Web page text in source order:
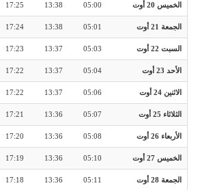
الخميس 20 أوت 05:00
13:38
17:25
الجمعة 21 أوت 05:01
13:38
17:24
السبت 22 أوت 05:03
13:37
17:23
الأحد 23 أوت 05:04
13:37
17:22
الاثنين 24 أوت 05:06
13:37
17:22
الثلاثاء 25 أوت 05:07
13:36
17:21
الأربعاء 26 أوت 05:08
13:36
17:20
الخميس 27 أوت 05:10
13:36
17:19
الجمعة 28 أوت 05:11
13:36
17:18